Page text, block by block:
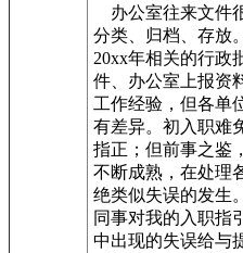
办公室往来文件
分类、归档、存放
20xx年相关的行政
件、办公室上报资
工作经验，但各单
有差异。初入职难
指正；但前事之鉴
不断成熟，在处理
绝类似失误的发生
同事对我的入职指
中出现的失误给与